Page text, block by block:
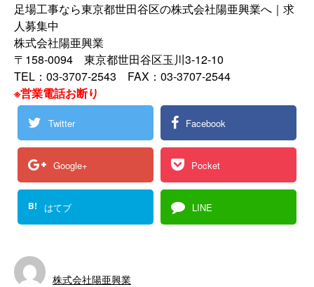
足場工事なら東京都世田谷区の株式会社陽亜興業へ｜求
人募集中
株式会社陽亜興業
〒158-0094 東京都世田谷区玉川3-12-10
TEL：03-3707-2543 FAX：03-3707-2544
※営業電話お断り
Twitter Facebook
Google+ Pocket
B! はてブ LINE
株式会社陽亜興業